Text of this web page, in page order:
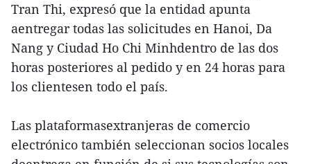
Tran Thi, expresó que la entidad apunta
aentregar todas las solicitudes en Hanoi, Da
Nang y Ciudad Ho Chi Minhdentro de las dos
horas posteriores al pedido y en 24 horas para
los clientesen todo el país.
Las plataformasextranjeras de comercio
electrónico también seleccionan socios locales